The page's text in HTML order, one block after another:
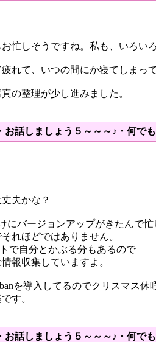
お忙しそうですね。私も、いろい
れて、いつの間にか寝てしま
の整理が少し進みました。
お話しましょう５～～～♪・何で
夫かな？
にバージョンアップがきたんで忙
れほどではありません。
で自分とかぶる分もあるので
報収集していますよ。
を導入してるのでクリスマス休
す。
お話しましょう５～～～♪・何で